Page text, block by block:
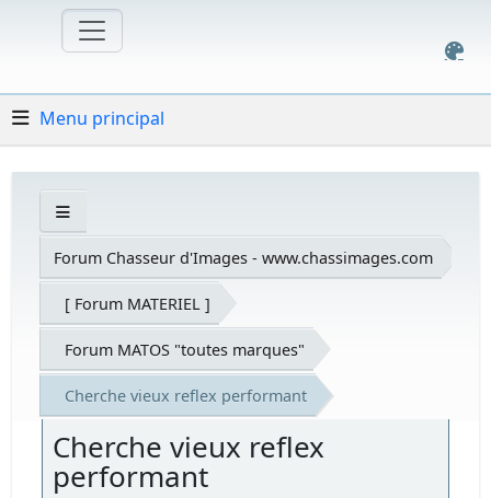
Menu principal
Forum Chasseur d'Images - www.chassimages.com
[ Forum MATERIEL ]
Forum MATOS "toutes marques"
Cherche vieux reflex performant
Cherche vieux reflex
performant